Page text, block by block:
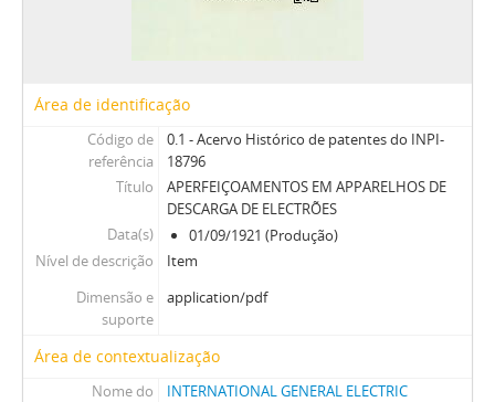
Área de identificação
Código de
referência
0.1 - Acervo Histórico de patentes do INPI-
18796
Título
APERFEIÇOAMENTOS EM APPARELHOS DE
DESCARGA DE ELECTRÕES
Data(s)
01/09/1921 (Produção)
Nível de descrição
Item
Dimensão e
suporte
application/pdf
Área de contextualização
Nome do
INTERNATIONAL GENERAL ELECTRIC